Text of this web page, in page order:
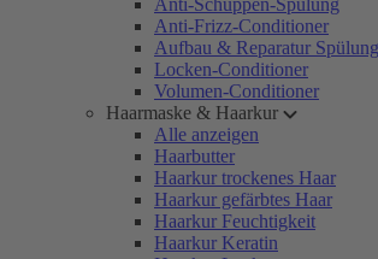
Anti-Schuppen-Spülung
Anti-Frizz-Conditioner
Aufbau & Reparatur Spülung
Locken-Conditioner
Volumen-Conditioner
Haarmaske & Haarkur
Alle anzeigen
Haarbutter
Haarkur trockenes Haar
Haarkur gefärbtes Haar
Haarkur Feuchtigkeit
Haarkur Keratin